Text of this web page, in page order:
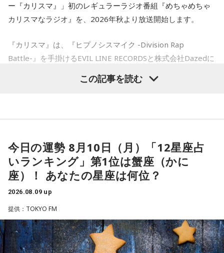
江原：そうですよ。美しくそのまま去って、自分から捨てる
感じで。カツ丼の二杯でも食べて。
奥迫：カツ丼（笑）！ 良いですね！
江原：あんみつも付けちゃって。お酒を飲めるならビールも
カッとお腹に流し込んで、「ごちそうさん！」とか言って
ね、蕎麦屋さんで（笑）。それで良いと思う。
から、いじめてやろうとか、何か考えたくもなるだろうけれ
ど、自分が腐るから。
奥迫：その時間がもったいないですから。
江原：もったいない！ それで絶対、他でもやってるから。
LINEとかで。チャラチャラした男ですよ、こいつは。だけ
ど、その結婚される方は気の毒ね。別れちゃうと思うよ、20
年も付き合っておいてそんなことしているんだから。いや
ぁ、良かった、良かった。おめでとうございます！
ことも決定。番組公式チャンネルでは、地上波放送のアーカ
イブ配信に加え、ここでしか聴くことのできないアフタート
ークや、不定期で実施する会員限定生配信など、番組をより
楽しめる限定コンテンツを順次配信します。
入会特典として、文化放送の入館証をモチーフにしたオリジ
■ラジオ番組放送開始を記念した生配信を実施
『めちゃめちゃカリスマなラジオ』の放送開始を記念し、8月
福原かつみ（本橋依央利役）が出演。番組スタートに先駆
け、ラジオ番組への意気込みや番組の楽しみ方、今後の展開
などをたっぷりトークします。
ー『カリスマ』」初のレギュラーラジオ番組『めちゃめちゃ
カリスマなラジオ』を、2026年秋より放送開始します。
『カリスマ』は、『ヒプノシスマイク -Division Rap
Battle-』を手掛けるEVIL LINE RECORDSと株式会社Dazedに
楽、ライブ、イベントなど様々な展開を続け、2027年1月に
このたび、本日8月9日（日）にTACHIKAWA STAGE
GARDENで開催された3DCG LIVE「凡人社プレゼンツ カリス
マハウスツアー 2026夏」DAY2夜公演にて、レギュラーラジ
オ番組『めちゃめちゃカリスマなラジオ』をスタートするこ
とを発表しました。ラジオ番組には、『カリスマ』のキャラ
クターを演じる小野友樹、山中真尋、福原かつみ、細田健
太、日向朔公、大河元気、橋詰知久による“七人のカリスマ声
この記事を読む
今日の運勢 8月10日（月）「12星座占
いランキング」第1位は蟹座（かに
座）！ あなたの星座は何位？
2026.08.09 up
提供：TOKYO FM